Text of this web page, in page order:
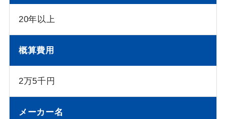
20年以上
概算費用
2万5千円
メーカー名